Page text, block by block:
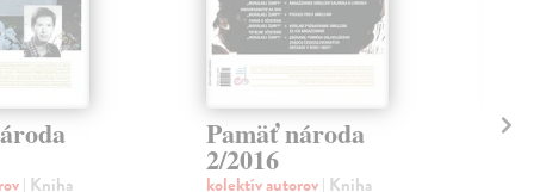
| Kniha
Pamäť národa
2/2016
kolektív autorov| Kniha